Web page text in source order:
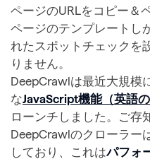
ページのURLをコピー＆
ページのテンプレートし
れたスポットチェックを
りません。
DeepCrawlは最近大規模
なJavaScript機能（英語
ローンチしました。ご存
DeepCrawlのクローラー
しており、これはパフォ